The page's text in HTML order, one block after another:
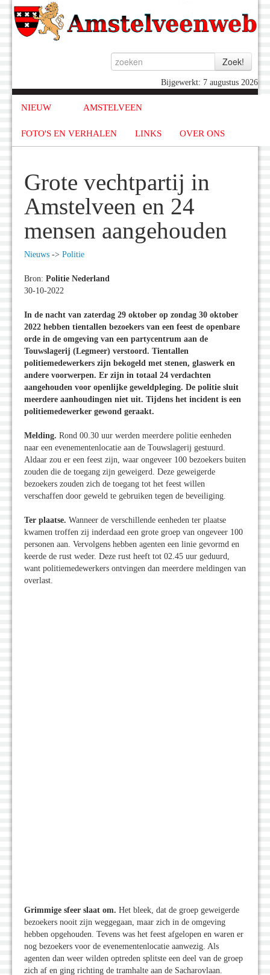
Bijgewerkt: 7 augustus 2026
NIEUW AMSTELVEEN
FOTO'S EN VERHALEN LINKS OVER ONS
Grote vechtpartij in
Amstelveen en 24
mensen aangehouden
Nieuws -> Politie
Bron: Politie Nederland
30-10-2022
In de nacht van zaterdag 29 oktober op zondag 30 oktober
2022 hebben tientallen bezoekers van een feest de openbare
orde in de omgeving van een partycentrum aan de
Touwslagerij (Legmeer) verstoord. Tientallen
politiemedewerkers zijn bekogeld met stenen, glaswerk en
andere voorwerpen. Er zijn in totaal 24 verdachten
aangehouden voor openlijke geweldpleging. De politie sluit
meerdere aanhoudingen niet uit. Tijdens het incident is een
politiemedewerker gewond geraakt.
Melding. Rond 00.30 uur werden meerdere politie eenheden
naar een evenementenlocatie aan de Touwslagerij gestuurd.
Aldaar zou er een feest zijn, waar ongeveer 100 bezoekers buiten
zouden die de toegang zijn geweigerd. Deze geweigerde
bezoekers zouden zich de toegang tot het feest willen
verschaffen door geweld te gebruiken tegen de beveiliging.
Ter plaatse. Wanneer de verschillende eenheden ter plaatse
kwamen troffen zij inderdaad een grote groep van ongeveer 100
personen aan. Vervolgens hebben agenten een linie gevormd en
keerde de rust weder. Deze rust heeft tot 02.45 uur geduurd,
want politiemedewerkers ontvingen dan meerdere meldingen van
overlast.
Grimmige sfeer slaat om. Het bleek, dat de groep geweigerde
bezoekers nooit zijn weggegaan, maar zich in de omgeving
hebben opgehouden. Tevens was het feest afgelopen en waren er
nog bezoekers voor de evenementenlocatie aanwezig. Als
agenten dan weer wilden optreden splitste een deel van de groep
zich af en ging richting de tramhalte aan de Sacharovlaan.